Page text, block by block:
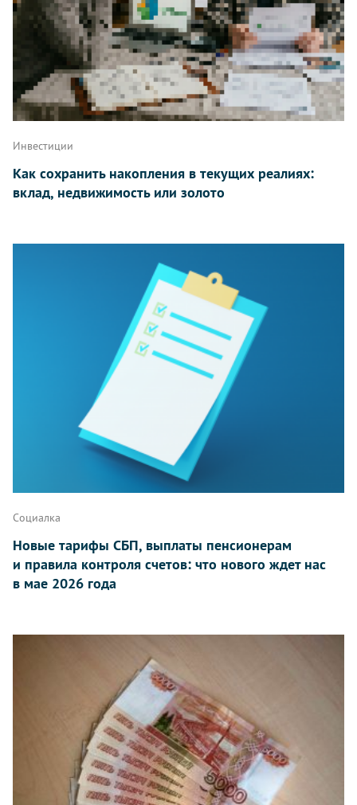
Инвестиции
Как сохранить накопления в текущих реалиях:
вклад, недвижимость или золото
Социалка
Новые тарифы СБП, выплаты пенсионерам
и правила контроля счетов: что нового ждет нас
в мае 2026 года